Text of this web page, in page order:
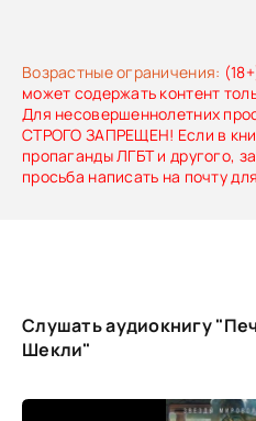
Возрастные ограничения:
может содержать контент
Для несовершеннолетних
СТРОГО ЗАПРЕЩЕН! Если в
пропаганды ЛГБТ и другого,
просьба написать на почту
Слушать аудиокнигу
Шекли"